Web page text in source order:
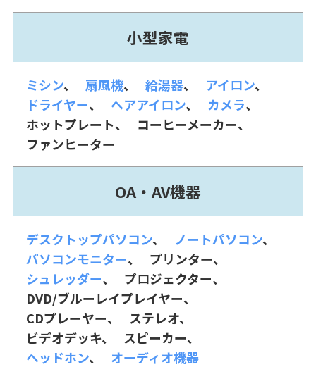
小型家電
ミシン 扇風機 給湯器
アイロン
ドライヤー
ヘアアイロン
カメラ
ホットプレート
コーヒーメーカー
ファンヒーター
OA・AV機器
デスクトップパソコン
ノートパソコン
パソコンモニター
プリンター
シュレッダー
プロジェクター
DVD/ブルーレイプレイヤー
CDプレーヤー
ステレオ
ビデオデッキ
スピーカー
ヘッドホン
オーディオ機器